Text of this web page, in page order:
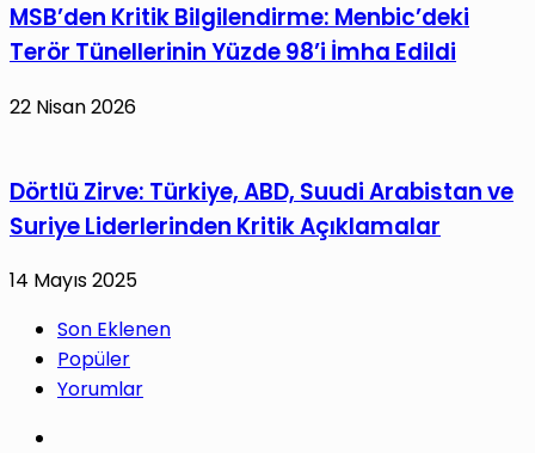
MSB’den Kritik Bilgilendirme: Menbic’deki
Terör Tünellerinin Yüzde 98’i İmha Edildi
22 Nisan 2026
Dörtlü Zirve: Türkiye, ABD, Suudi Arabistan ve
Suriye Liderlerinden Kritik Açıklamalar
14 Mayıs 2025
Son Eklenen
Popüler
Yorumlar